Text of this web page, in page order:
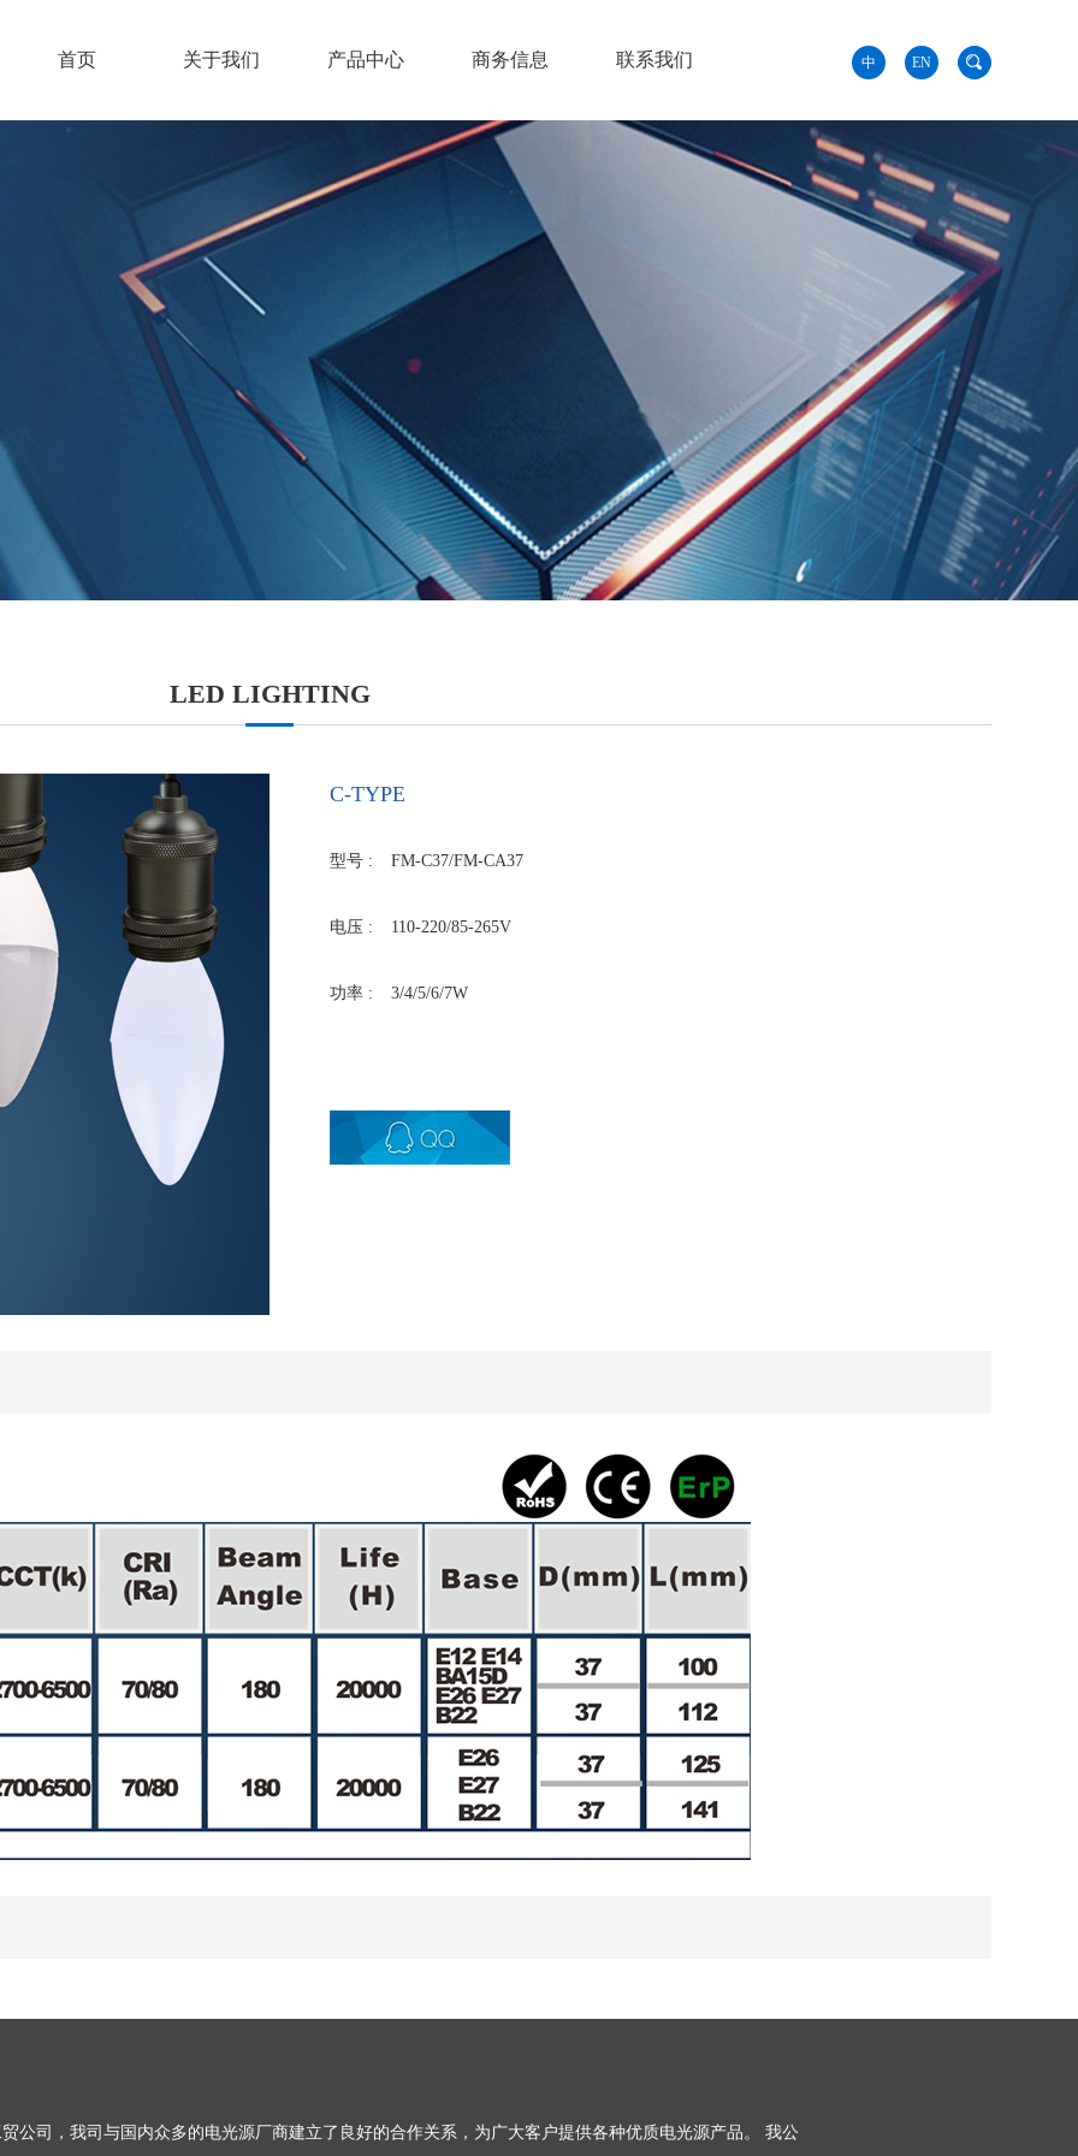
首页 关于我们 产品中心 商务信息 联系我们 中 EN
LED LIGHTING
C-TYPE
型号 : FM-C37/FM-CA37
电压 : 110-220/85-265V
功率 : 3/4/5/6/7W
公司，我司与国内众多的电光源厂商建立了良好的合作关系，为广大客户提供各种优质电光源产品。 我公